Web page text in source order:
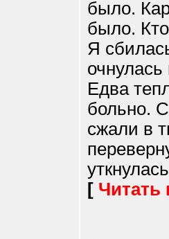
было.
было. Кто
Я
Едва
больно.
сжали в
[ Читать